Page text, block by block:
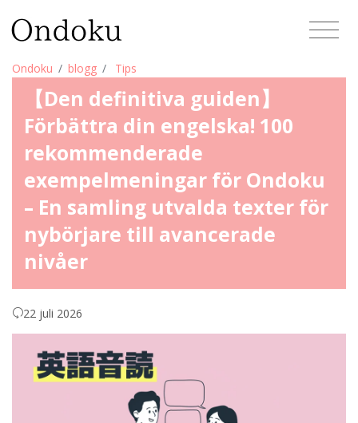
Ondoku blogg Tips
【Den definitiva guiden】
Förbättra din engelska! 100
rekommenderade
exempelmeningar för Ondoku
– En samling utvalda texter för
nybörjare till avancerade
nivåer
22 juli 2026